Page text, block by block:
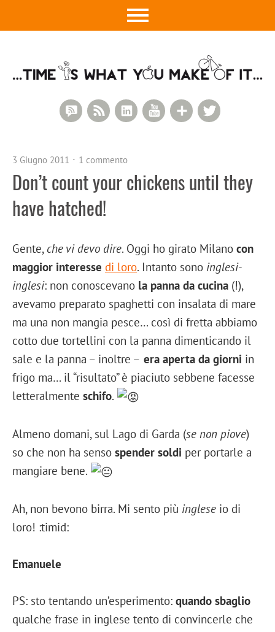
Google+
YouTube
LinkedIn
RSS Feed
RSS Comments
3 Giugno 2011 1 commento
Don’t count your chickens until they
have hatched!
Gente, che vi devo dire. Oggi ho girato Milano con
maggior interesse di loro. Intanto sono inglesi-
inglesi: non conoscevano la panna da cucina (!),
avevamo preparato spaghetti con insalata di mare
ma una non mangia pesce… così di fretta abbiamo
cotto due tortellini con la panna dimenticando il
sale e la panna – inoltre – era aperta da giorni in
frigo ma… il “risultato” è piaciuto sebbene facesse
letteralmente schifo.
Almeno domani, sul Lago di Garda (se non piove)
so che non ha senso spender soldi per portarle a
mangiare bene.
Ah, non bevono birra. Mi sento più inglese io di
loro! :timid:
Emanuele
PS: sto tentando un’esperimento: quando sbaglio
qualche frase in inglese tento di convincerle che